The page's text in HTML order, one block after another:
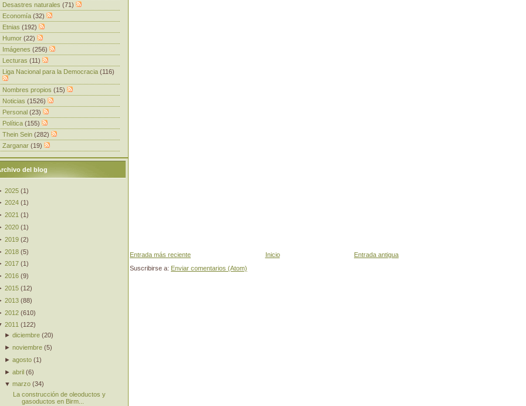
Entrada más reciente Entrada antigua
Inicio
Suscribirse a: Enviar comentarios (Atom)
Desastres naturales (71)
Economía (32)
Etnias (192)
Humor (22)
Imágenes (256)
Lecturas (11)
Liga Nacional para la Democracia (116)
Nombres propios (15)
Noticias (1526)
Personal (23)
Política (155)
Thein Sein (282)
Zarganar (19)
del blog
2025 (1)
2024 (1 )
2021 (1)
2020 (1)
2019 (2)
2018 (5)
2017 (1 )
2016 (9)
2015 (12)
2013 (88)
2012 (610)
2011 (122)
►diciembre (20)
►noviembre (5)
►agosto (1)
►abril (6)
▼marzo (34)
La construcción de oleoductos y
gasoductos en Birm...